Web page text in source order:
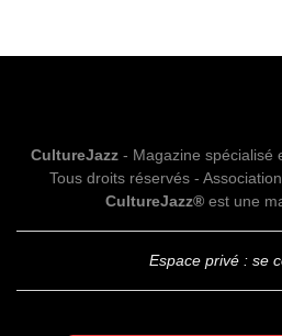
CultureJazz- Magazine spécialisé
Tous droits réservés -
CultureJazz®est une
Espace privé : se